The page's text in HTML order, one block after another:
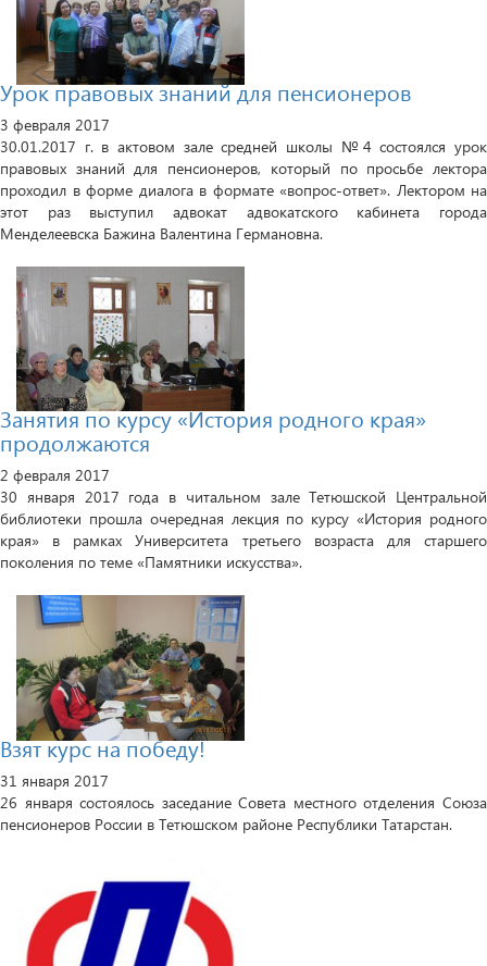
Урок правовых знаний для пенсионеров
3 февраля 2017
30.01.2017 г. в актовом зале средней школы №4 состоялся урок
правовых знаний для пенсионеров, который по просьбе лектора
проходил в форме диалога в формате «вопрос-ответ». Лектором на
этот раз выступил адвокат адвокатского кабинета города
Менделеевска Бажина Валентина Германовна.
Занятия по курсу «История родного края»
продолжаются
2 февраля 2017
30 января 2017 года в читальном зале Тетюшской Центральной
библиотеки прошла очередная лекция по курсу «История родного
края» в рамках Университета третьего возраста для старшего
поколения по теме «Памятники искусства».
Взят курс на победу!
31 января 2017
26 января состоялось заседание Совета местного отделения Союза
пенсионеров России в Тетюшском районе Республики Татарстан.